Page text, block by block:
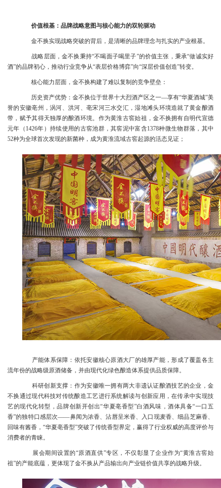
价值根基：品牌战略意图与核心能力的双轮驱动
金不换实现战略突破的背后，是清晰的品牌理念与扎实的产业根基。
战略层面，金不换秉持“不喝面子喝里子”的价值主张，秉承“做诚实好
酒”的品牌初心，推动行业竞争从“表层价格博弈”向“深层价值创造”转变。
核心能力层面，金不换构建了难以复制的竞争壁垒：
历史资产优势：金不换位于世界十大烈酒产区之一—享有“华夏酒城”美
誉的安徽亳州，涡河、洪河、亳宋河三水交汇，湿地滩头环境造就了黄金酿酒
带，赋予其得天独厚的酿酒环境。作为黄淮古窖始祖，金不换拥有自明代宣德
元年（1426年）持续使用的古窖池群，其窖泥中富含1378种微生物群落，其中
52种为全球首次发现的新菌种，成为黄淮流域古窖起源的活态见证；
产能体系保障：依托安徽核心原酒大厂的雄厚产能，形成了覆盖各主
流年份的战略级原酒储备，并由现代化绿色酿造体系提供品质保障。
科研创新支撑：作为安徽唯一拥有两大非遗认证酿酒技艺的企业，金
不换通过现代科技对传统酿造工艺进行系统解读与创新应用，在传承中实现技
艺的现代化转型，品牌创新开创出“华夏亳香型”白酒风味，酒体具备“一口五
香”的独特口感层次——鼻闻为浓香、沾唇呈米香、入口现麦香、细品芝麻香、
回味有酱香，“华夏亳香型”突破了传统香型界定，赢得了行业权威的高度评价与
消费者的青睐。
展会期间设置的“原酒直供”专区，不仅彰显了企业作为“黄淮古窖始
祖”的产能底蕴，更体现了金不换从产品输出向产业链价值共享的战略升级。